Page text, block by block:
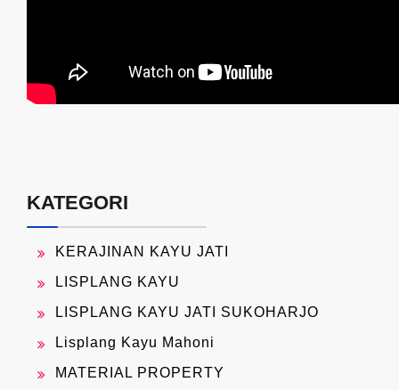
KATEGORI
KERAJINAN KAYU JATI
LISPLANG KAYU
LISPLANG KAYU JATI SUKOHARJO
Lisplang Kayu Mahoni
MATERIAL PROPERTY